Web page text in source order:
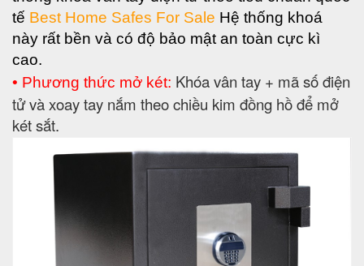
tế Best Home Safes For Sale Hệ thống khoá
này rất bền và có độ bảo mật an toàn cực kì
cao.
• Phương thức mở két: Khóa vân tay + mã số điện
tử và xoay tay nắm theo chiều kim đồng hồ để mở
két sắt.